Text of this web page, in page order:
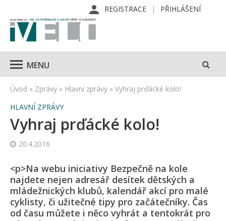
REGISTRACE PŘIHLÁŠENÍ
MENU
Úvod » Zprávy » Hlavní zprávy » Vyhraj prďácké kolo!
HLAVNÍ ZPRÁVY
Vyhraj prďácké kolo!
20.4.2016
<p>Na webu iniciativy Bezpečně na kole
najdete nejen adresář desítek dětských a
mládežnických klubů, kalendář akcí pro malé
cyklisty, či užitečné tipy pro začátečníky. Čas
od času můžete i něco vyhrát a tentokrát pro